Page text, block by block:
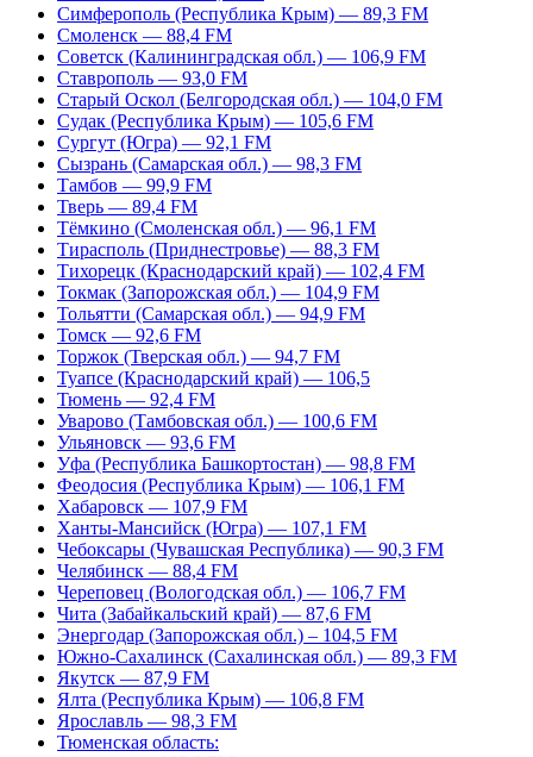
Симферополь (Республика Крым) — 89,3 FM
Смоленск — 88,4 FM
Советск (Калининградская обл.) — 106,9 FM
Ставрополь — 93,0 FM
Старый Оскол (Белгородская обл.) — 104,0 FM
Судак (Республика Крым) — 105,6 FM
Сургут (Югра) — 92,1 FM
Сызрань (Самарская обл.) — 98,3 FM
Тамбов — 99,9 FM
Тверь — 89,4 FM
Тёмкино (Смоленская обл.) — 96,1 FM
Тирасполь (Приднестровье) — 88,3 FM
Тихорецк (Краснодарский край) — 102,4 FM
Токмак (Запорожская обл.) — 104,9 FM
Тольятти (Самарская обл.) — 94,9 FM
Томск — 92,6 FM
Торжок (Тверская обл.) — 94,7 FM
Туапсе (Краснодарский край) — 106,5
Тюмень — 92,4 FM
Уварово (Тамбовская обл.) — 100,6 FM
Ульяновск — 93,6 FM
Уфа (Республика Башкортостан) — 98,8 FM
Феодосия (Республика Крым) — 106,1 FM
Хабаровск — 107,9 FM
Ханты-Мансийск (Югра) — 107,1 FM
Чебоксары (Чувашская Республика) — 90,3 FM
Челябинск — 88,4 FM
Череповец (Вологодская обл.) — 106,7 FM
Чита (Забайкальский край) — 87,6 FM
Энергодар (Запорожская обл.) – 104,5 FM
Южно-Сахалинск (Сахалинская обл.) — 89,3 FM
Якутск — 87,9 FM
Ялта (Республика Крым) — 106,8 FM
Ярославль — 98,3 FM
Тюменская область: